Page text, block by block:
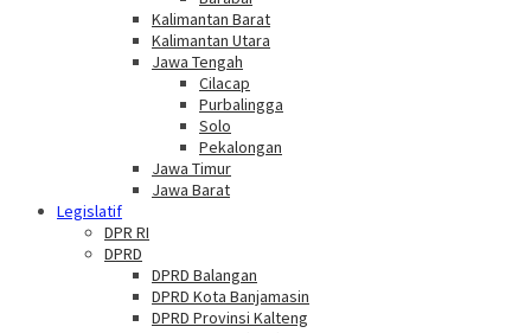
Kalimantan Barat
Kalimantan Utara
Jawa Tengah
Cilacap
Purbalingga
Solo
Pekalongan
Jawa Timur
Jawa Barat
Legislatif
DPR RI
DPRD
DPRD Balangan
DPRD Kota Banjamasin
DPRD Provinsi Kalteng